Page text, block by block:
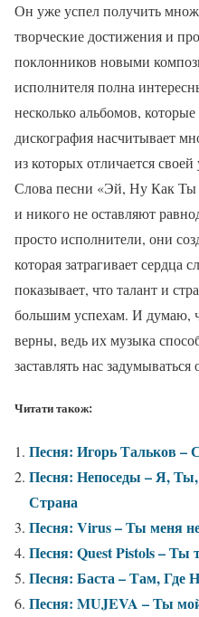
Он уже успел получить
творческие достижения и
поклонников новыми
исполнителя полна
несколько альбомов,
дискография насчитывает
из которых отличается
Слова песни «Эй, Ну Как
и никого не оставляют
просто исполнители, они
которая затрагивает сердца
показывает, что талант и
большим успехам. И думаю,
верны, ведь их музыка
заставлять нас
Читати також:
Песня: Игорь Тальков –
Песня: Непоседы – Я,
Страна
Песня: Virus – Ты меня
Песня: Quest Pistols – Ты
Песня: Баста – Там, Где
Песня: MUJEVA – Ты